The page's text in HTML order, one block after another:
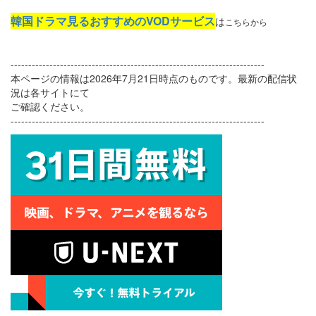
韓国ドラマ見るおすすめのVODサービスは こちらから
------------------------------------------------------------------------
本ページの情報は2026年7月21日時点のものです。最新の配信状
況は各サイトにて
ご確認ください。
------------------------------------------------------------------------